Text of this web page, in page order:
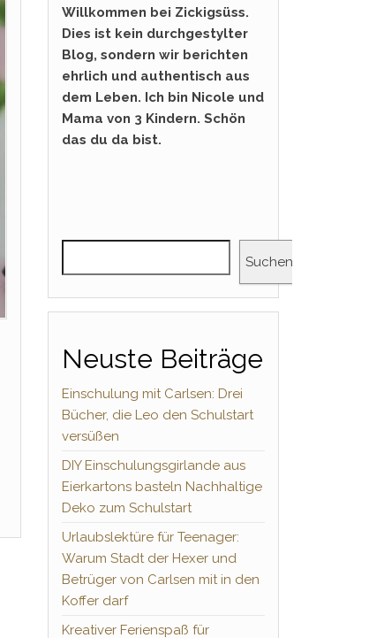
Willkommen bei Zickigsüss.
Dies ist kein durchgestylter
Blog, sondern wir berichten
ehrlich und authentisch aus
dem Leben. Ich bin Nicole und
Mama von 3 Kindern. Schön
das du da bist.
Suchen
Neuste Beiträge
Einschulung mit Carlsen: Drei
Bücher, die Leo den Schulstart
versüßen
DIY Einschulungsgirlande aus
Eierkartons basteln Nachhaltige
Deko zum Schulstart
Urlaubslektüre für Teenager:
Warum Stadt der Hexer und
Betrüger von Carlsen mit in den
Koffer darf
Kreativer Ferienspaß für